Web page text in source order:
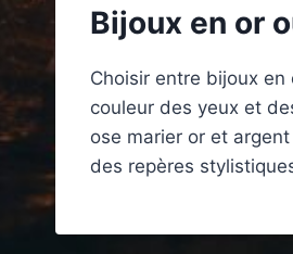
Bijoux en or
Choisir entre bijoux
couleur des yeux et
ose marier or et
des repères